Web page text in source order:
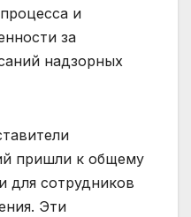
и
за
надзорных
пришли к общему
для сотрудников
Эти